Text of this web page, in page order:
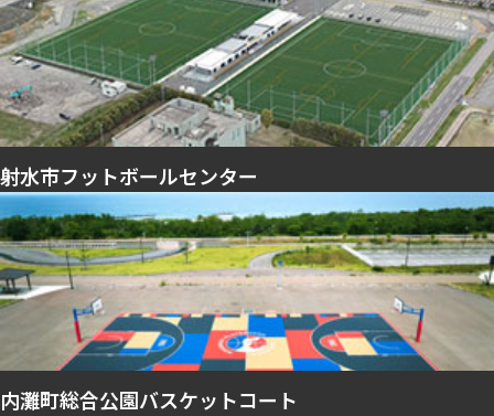
射水市フットボールセンター
内灘町総合公園バスケットコート